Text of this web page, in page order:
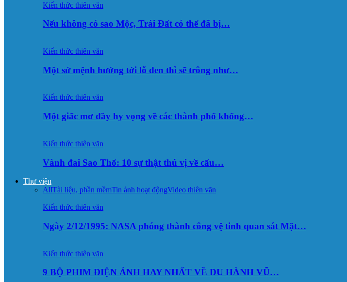
Kiến thức thiên văn
Nếu không có sao Mộc, Trái Đất có thể đã bị…
Kiến thức thiên văn
Một sứ mệnh hướng tới lỗ đen thì sẽ trông như…
Kiến thức thiên văn
Một giấc mơ đầy hy vọng về các thành phố khổng…
Kiến thức thiên văn
Vành đai Sao Thổ: 10 sự thật thú vị về cấu…
Thư viện
AllTài liệu, phần mềmTin ảnh hoạt độngVideo thiên văn
Kiến thức thiên văn
Ngày 2/12/1995: NASA phóng thành công vệ tinh quan sát Mặt…
Kiến thức thiên văn
9 BỘ PHIM ĐIỆN ẢNH HAY NHẤT VỀ DU HÀNH VŨ…